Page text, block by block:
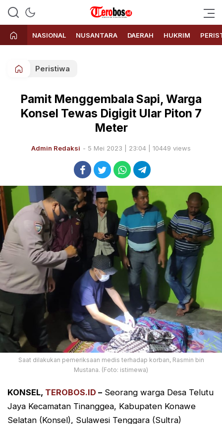
Terobos.id – Kabar terkini dari
Indonesia
Media siber yang menyajikan
berita terbaru dan kabar terkini
dari Indonesia untuk dunia
NASIONAL NUSANTARA DAERAH HUKRIM
Peristiwa
Pamit Menggembala Sapi, Warga
Konsel Tewas Digigit Ular Piton 7
Meter
Admin Redaksi - 5 Mei 2023 | 23:04 | 10449 views
Saat dilakukan pemeriksaan medis terhadap korban, Rasmin bin
Mustana. (Foto: istimewa)
KONSEL, TEROBOS.ID – Seorang warga Desa Telutu
Jaya Kecamatan Tinanggea, Kabupaten Konawe
Selatan (Konsel), Sulawesi Tenggara (Sultra)